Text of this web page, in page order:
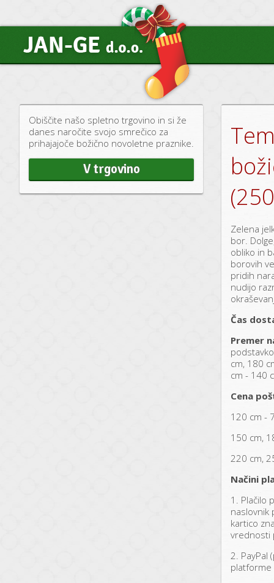
Obiščite našo spletno trgovino in si že
danes naročite svojo smrečico za
prihajajoče božično novoletne praznike.
V trgovino
Zelena
bor.
obliko in
borovih
pridih
nudijo
Čas
Premer
cm, 180
cm - 140
Cena
120 cm -
150 cm,
220 cm,
Načini
1. Plačilo
naslovnik
kartico
vrednosti
2. PayPal
platforme